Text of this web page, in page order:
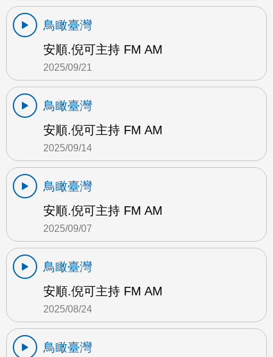
鳥瞰臺灣
安順.倪可主持 FM AM
2025/09/21
鳥瞰臺灣
安順.倪可主持 FM AM
2025/09/14
鳥瞰臺灣
安順.倪可主持 FM AM
2025/09/07
鳥瞰臺灣
安順.倪可主持 FM AM
2025/08/24
鳥瞰臺灣